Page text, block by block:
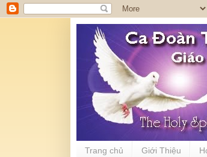
Trang chủ Giới Thiệu